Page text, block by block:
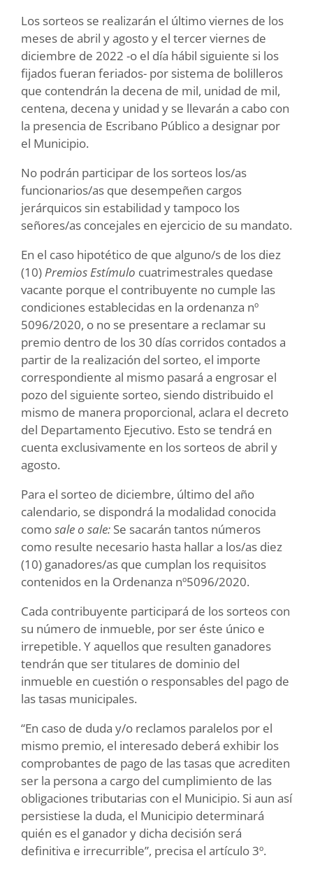
Los sorteos se realizarán el último viernes de los
meses de abril y agosto y el tercer viernes de
diciembre de 2022 -o el día hábil siguiente si los
fijados fueran feriados- por sistema de bolilleros
que contendrán la decena de mil, unidad de mil,
centena, decena y unidad y se llevarán a cabo con
la presencia de Escribano Público a designar por
el Municipio.
No podrán participar de los sorteos los/as
funcionarios/as que desempeñen cargos
jerárquicos sin estabilidad y tampoco los
señores/as concejales en ejercicio de su mandato.
En el caso hipotético de que alguno/s de los diez
(10)Premios Estímulo cuatrimestrales quedase
vacante porque el contribuyente no cumple las
condiciones establecidas en la ordenanza nº
5096/2020, o no se presentare a reclamar su
premio dentro de los 30 días corridos contados a
partir de la realización del sorteo, el importe
correspondiente al mismo pasará a engrosar el
pozo del siguiente sorteo, siendo distribuido el
mismo de manera proporcional, aclara el decreto
del Departamento Ejecutivo. Esto se tendrá en
cuenta exclusivamente en los sorteos de abril y
agosto.
Para el sorteo de diciembre, último del año
calendario, se dispondrá la modalidad conocida
comosale o sale: Se sacarán tantos números
como resulte necesario hasta hallar a los/as diez
(10) ganadores/as que cumplan los requisitos
contenidos en la Ordenanza nº5096/2020.
Cada contribuyente participará de los sorteos con
su número de inmueble, por ser éste único e
irrepetible. Y aquellos que resulten ganadores
tendrán que ser titulares de dominio del
inmueble en cuestión o responsables del pago de
las tasas municipales.
“En caso de duda y/o reclamos paralelos por el
mismo premio, el interesado deberá exhibir los
comprobantes de pago de las tasas que acrediten
ser la persona a cargo del cumplimiento de las
obligaciones tributarias con el Municipio. Si aun así
persistiese la duda, el Municipio determinará
quién es el ganador y dicha decisión será
definitiva e irrecurrible”, precisa el artículo 3º.